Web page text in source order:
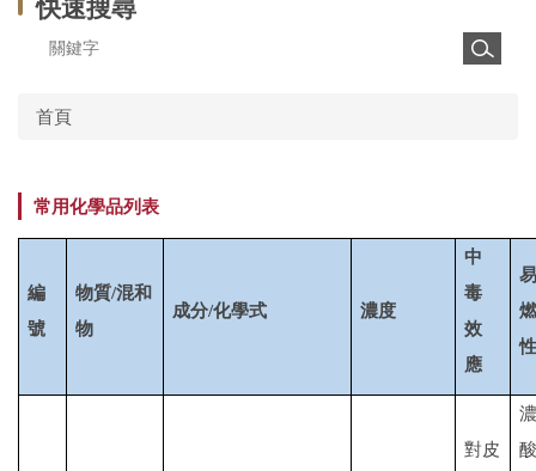
快速搜尋
首頁
常用化學品列表
編
號
物質/混和
物
成分/化學式 濃度
中
毒
效
應
對皮